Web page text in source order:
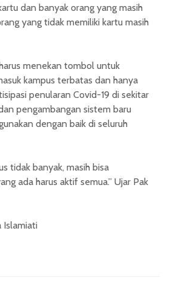
dan banyak orang yang masih
yang tidak memiliki kartu masih
menekan tombol untuk
kampus terbatas dan hanya
penularan Covid-19 di sekitar
pengambangan sistem baru
dengan baik di seluruh
tidak banyak, masih bisa
ada harus aktif semua.” Ujar Pak
Islamiati